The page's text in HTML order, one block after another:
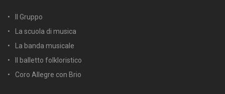
Il Gruppo
La scuola di musica
La banda musicale
Il balletto folkloristico
Coro Allegre con Brio